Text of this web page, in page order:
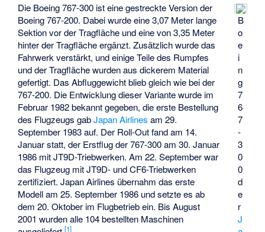
B
o
e
i
n
g
7
6
7
-
3
0
0
d
e
r
J
Die Boeing 767-300 ist eine gestreckte Version der
Boeing 767-200. Dabei wurde eine 3,07 Meter lange
Sektion vor der Tragfläche und eine von 3,35 Meter
hinter der Tragfläche ergänzt. Zusätzlich wurde das
Fahrwerk verstärkt, und einige Teile des Rumpfes
und der Tragfläche wurden aus dickerem Material
gefertigt. Das Abfluggewicht blieb gleich wie bei der
767-200. Die Entwicklung dieser Variante wurde im
Februar 1982 bekannt gegeben, die erste Bestellung
des Flugzeugs gabJapan Airlines am 29.
September 1983 auf. Der Roll-Out fand am 14.
Januar statt, der Erstflug der 767-300 am 30. Januar
1986 mit JT9D-Triebwerken. Am 22. September war
das Flugzeug mit JT9D- und CF6-Triebwerken
zertifiziert. Japan Airlines übernahm das erste
Modell am 25. September 1986 und setzte es ab
dem 20. Oktober im Flugbetrieb ein. Bis August
2001 wurden alle 104 bestellten Maschinen
[1]